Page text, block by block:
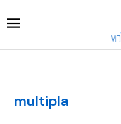
multipla